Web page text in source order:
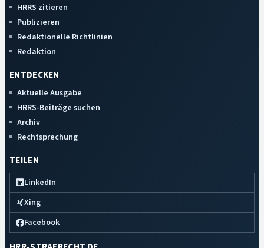
HRRS zitieren
Publizieren
Redaktionelle Richtlinien
Redaktion
ENTDECKEN
Aktuelle Ausgabe
HRRS-Beiträge suchen
Archiv
Rechtsprechung
TEILEN
LinkedIn
Xing
Facebook